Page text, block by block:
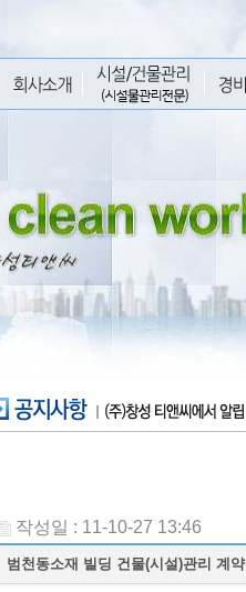
작성일 : 11-10-27 13:46
범천동소재 빌딩 건물(시설)관리 계약